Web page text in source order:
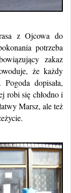
z Ojcowa do
potrzeba
zakaz
że każdy
dopisała,
robi się chłodno i
Marsz, ale też